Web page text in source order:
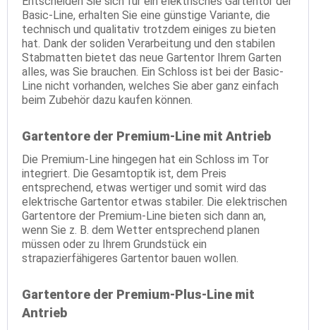
Basic-Line, erhalten Sie eine günstige Variante, die
technisch und qualitativ trotzdem einiges zu bieten
hat. Dank der soliden Verarbeitung und den stabilen
Stabmatten bietet das neue Gartentor Ihrem Garten
alles, was Sie brauchen. Ein Schloss ist bei der Basic-
Line nicht vorhanden, welches Sie aber ganz einfach
beim Zubehör dazu kaufen können.
Gartentore der Premium-Line mit Antrieb
Die Premium-Line hingegen hat ein Schloss im Tor
integriert. Die Gesamtoptik ist, dem Preis
entsprechend, etwas wertiger und somit wird das
elektrische Gartentor etwas stabiler. Die elektrischen
Gartentore der Premium-Line bieten sich dann an,
wenn Sie z. B. dem Wetter entsprechend planen
müssen oder zu Ihrem Grundstück ein
strapazierfähigeres Gartentor bauen wollen.
Gartentore der Premium-Plus-Line mit
Antrieb